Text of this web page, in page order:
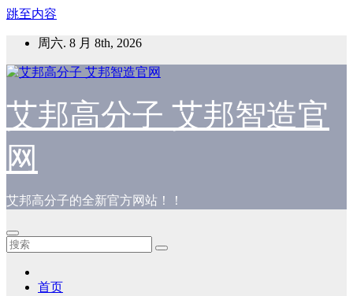
跳至内容
周六. 8 月 8th, 2026
艾邦高分子 艾邦智造官
网
艾邦高分子的全新官方网站！！
首页